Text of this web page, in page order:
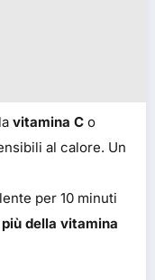
vitamina C o
al calore. Un
per 10 minuti
della vitamina